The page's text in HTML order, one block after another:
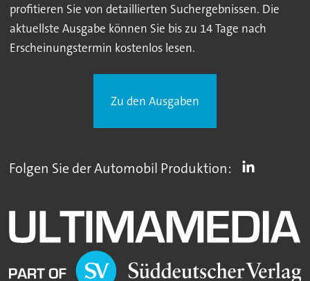
profitieren Sie von detaillierten Suchergebnissen. Die
aktuellste Ausgabe können Sie bis zu 14 Tage nach
Erscheinungstermin kostenlos lesen.
Zu den Ausgaben
Folgen Sie der Automobil Produktion: